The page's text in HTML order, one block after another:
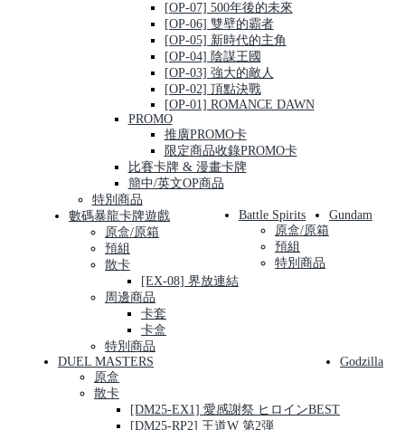
[OP-07] 500年後的未來
[OP-06] 雙壁的霸者
[OP-05] 新時代的主角
[OP-04] 陰謀王國
[OP-03] 強大的敵人
[OP-02] 頂點決戰
[OP-01] ROMANCE DAWN
PROMO
推廣PROMO卡
限定商品收錄PROMO卡
比賽卡牌 & 漫畫卡牌
簡中/英文OP商品
特別商品
數碼暴龍卡牌遊戲
原盒/原箱
預組
散卡
[EX-08] 界放連結
周邊商品
卡套
卡盒
特別商品
Battle Spirits
原盒/原箱
預組
特別商品
Gundam
DUEL MASTERS
原盒
散卡
[DM25-EX1] 愛感謝祭 ヒロインBEST
[DM25-RP2] 王道W 第2弾
Godzilla